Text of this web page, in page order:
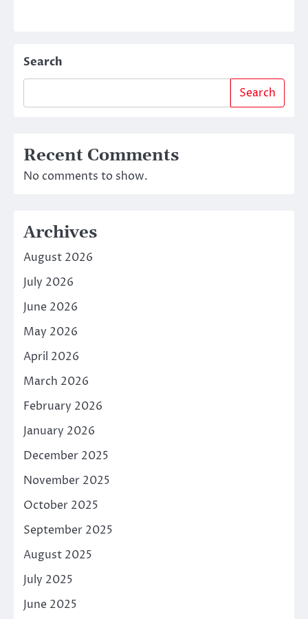
Search
Search
Recent Comments
No comments to show.
Archives
August 2026
July 2026
June 2026
May 2026
April 2026
March 2026
February 2026
January 2026
December 2025
November 2025
October 2025
September 2025
August 2025
July 2025
June 2025